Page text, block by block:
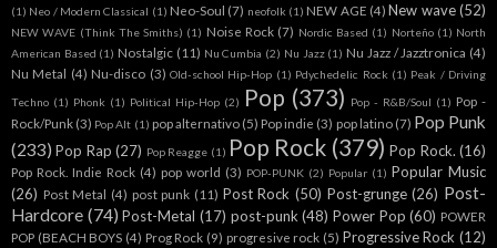
(1) Neo / Modern Classical (1) Neo-Soul (7) neofolk (1) NEW AGE (4) New wave (52)
NEW WAVE (Think The Smiths) (1) Noise Rock (7) Nordic Based (1) Norteño (1) North
American Based (1) Nostalgic (11) Nu Cumbia (2) Nu Jazz (1) Nu Jazz / Jazztronica (4)
Nu Metal (4) Nu-disco (3) Old-school Hip-Hop (1) Pdychedelic Rock (1) Peak / Driving
Techno (1) Phonk (1) Political Hip-Hop (2) Pop (373) Pop - R&B/Soul (1) Pop -
Rock/Punk (3) Pop Alt (1) pop alternativo (5) Pop indie (3) pop latino (7) Pop Punk
(233) Pop Rap (27) Pop Reagge (1) Pop Rock (379) Pop Rock. (16)
Pop Rock. Indie Rock (4) pop world (3) POP-PUNK (2) Popular (1) Popular Music
(26) Post Metal (4) post punk (11) Post Rock (50) Post-grunge (26) Post-
Hardcore (74) Post-Metal (17) post-punk (48) Power Pop (60) POWER
POP (BEACH BOYS (4) Prog Rock (9) progresive rock (5) Progressive Rock (12)